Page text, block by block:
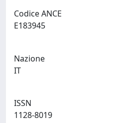
Codice ANCE
Nazione
ISSN